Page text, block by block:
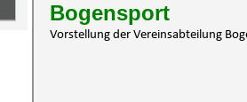
Bogensport
Vorstellung der Vereinsabteilung